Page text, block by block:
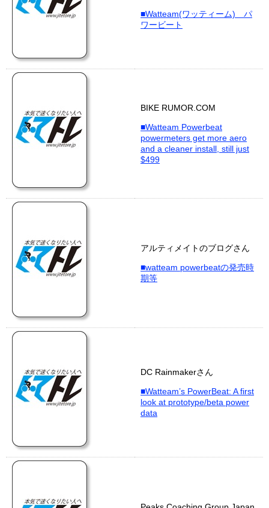
■Watteam(ワッティーム) パ
ワービート
BIKE RUMOR.COM
■Watteam Powerbeat
powermeters get more aero
and a cleaner install, still just
$499
アルティメイトのブログさん
■watteam powerbeatの発売時
期等
DC Rainmakerさん
■Watteam’s PowerBeat: A first
look at prototype/beta power
data